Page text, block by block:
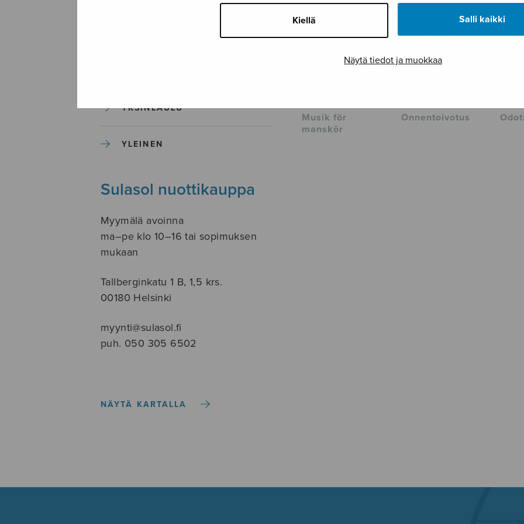
Kiellä Salli kaikki
Näytä tiedot ja muokkaa
SOITINKOULUT JA OPPAAT
YKSINLAULU
YLEINEN
Sulasol nuottikauppa
Myymälä avoinna
ma–pe klo 10–16 tai sopimuksen
mukaan
Tallberginkatu 1 B, 1,5 krs.
00180 Helsinki
myynti@sulasol.fi
puh. 050 305 6502
NÄYTÄ KARTALLA
Musik för
manskör
Onnentoivotus